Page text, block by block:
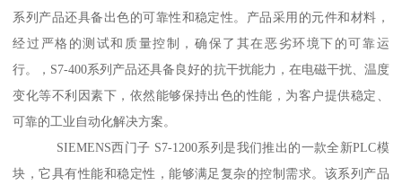
系列产品还具备出色的可靠性和稳定性。产品采用的元件和材料，
经过严格的测试和质量控制，确保了其在恶劣环境下的可靠运
行。，S7-400系列产品还具备良好的抗干扰能力，在电磁干扰、温度
变化等不利因素下，依然能够保持出色的性能，为客户提供稳定、
可靠的工业自动化解决方案。
SIEMENS西门子 S7-1200系列是我们推出的一款全新PLC模
块，它具有性能和稳定性，能够满足复杂的控制需求。该系列产品